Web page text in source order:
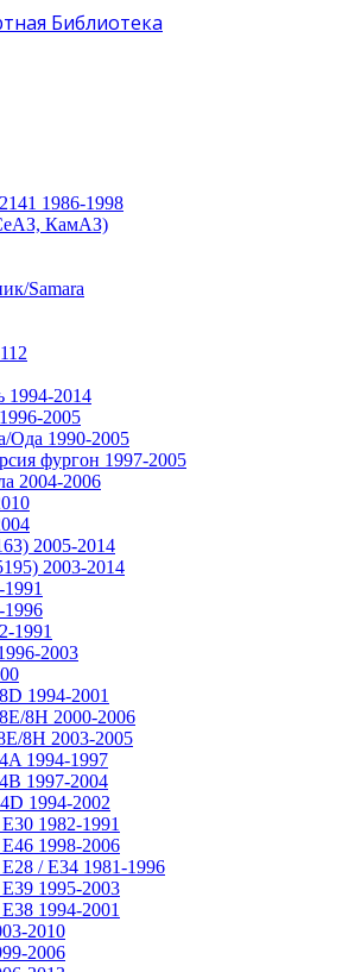
Библиотека
1986-1998
КамАЗ)
Samara
1994-2014
2005
1990-2005
фургон 1997-2005
2004-2006
2005-2014
2003-2014
1991
2003
1994-2001
8H 2000-2006
8H 2003-2005
1994-1997
1997-2004
1994-2002
1982-1991
1998-2006
/ E34 1981-1996
1995-2003
1994-2001
2010
2006